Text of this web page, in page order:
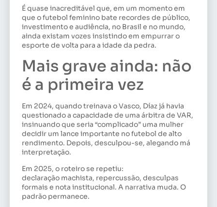
É quase inacreditável que, em um momento em
que o futebol feminino bate recordes de público,
investimento e audiência, no Brasil e no mundo,
ainda existam vozes insistindo em empurrar o
esporte de volta para a idade da pedra.
Mais grave ainda: não
é a primeira vez
Em 2024, quando treinava o Vasco, Díaz já havia
questionado a capacidade de uma árbitra de VAR,
insinuando que seria “complicado” uma mulher
decidir um lance importante no futebol de alto
rendimento. Depois, desculpou-se, alegando má
interpretação.
Em 2025, o roteiro se repetiu:
declaração machista, repercussão, desculpas
formais e nota institucional. A narrativa muda. O
padrão permanece.